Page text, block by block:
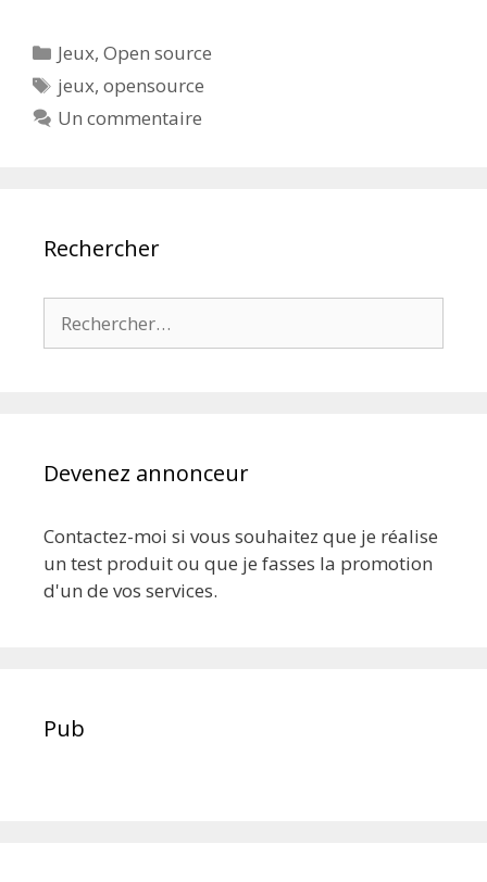
Catégories
Jeux,Open source
Étiquettes
jeux,opensource
Un commentaire
Rechercher
Devenez annonceur
Contactez-moi si vous souhaitez que je réalise
un test produit ou que je fasses la promotion
d'un de vos services.
Pub